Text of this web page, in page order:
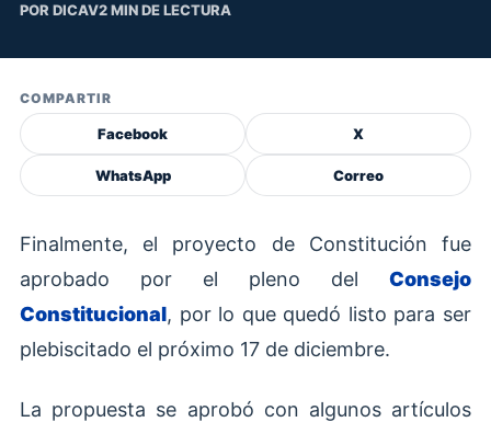
POR DICAV2 MIN DE LECTURA
COMPARTIR
Facebook X
WhatsApp Correo
Finalmente, el proyecto de Constitución fue
aprobado por el pleno del Consejo
Constitucional, por lo que quedó listo para ser
plebiscitado el próximo 17 de diciembre.
La propuesta se aprobó con algunos artículos